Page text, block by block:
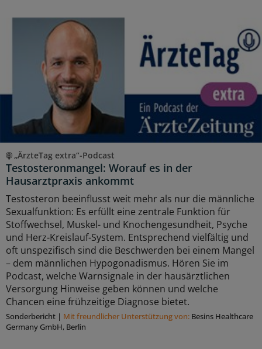
„ÄrzteTag extra“-Podcast
Testosteronmangel: Worauf es in der
Hausarztpraxis ankommt
Testosteron beeinflusst weit mehr als nur die männliche
Sexualfunktion: Es erfüllt eine zentrale Funktion für
Stoffwechsel, Muskel- und Knochengesundheit, Psyche
und Herz-Kreislauf-System. Entsprechend vielfältig und
oft unspezifisch sind die Beschwerden bei einem Mangel
– dem männlichen Hypogonadismus. Hören Sie im
Podcast, welche Warnsignale in der hausärztlichen
Versorgung Hinweise geben können und welche
Chancen eine frühzeitige Diagnose bietet.
Sonderbericht | Mit freundlicher Unterstützung von: Besins Healthcare
Germany GmbH, Berlin